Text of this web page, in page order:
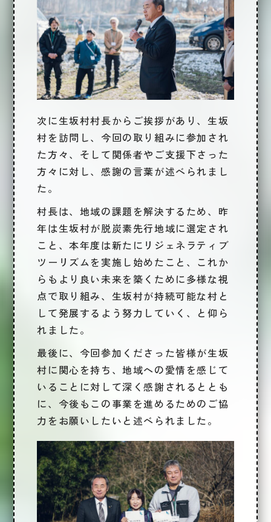
次に生坂村村長からご挨拶があり、生坂
村を訪問し、今回の取り組みに参加され
た方々、そして関係者やご支援下さった
方々に対し、感謝の言葉が述べられまし
た。
村長は、地域の課題を解決するため、昨
年は生坂村が脱炭素先行地域に選定され
こと、本年度は新たにリジェネラティブ
ツーリズムを実施し始めたこと、これか
らもより良い未来を築くために多様な視
点で取り組み、生坂村が持続可能な村と
して発展するよう努力していく、と仰ら
れました。
最後に、今回参加くださった皆様が生坂
村に関心を持ち、地域への愛情を感じて
いることに対して深く感謝されるととも
に、今後もこの事業を進めるためのご協
力をお願いしたいと述べられました。